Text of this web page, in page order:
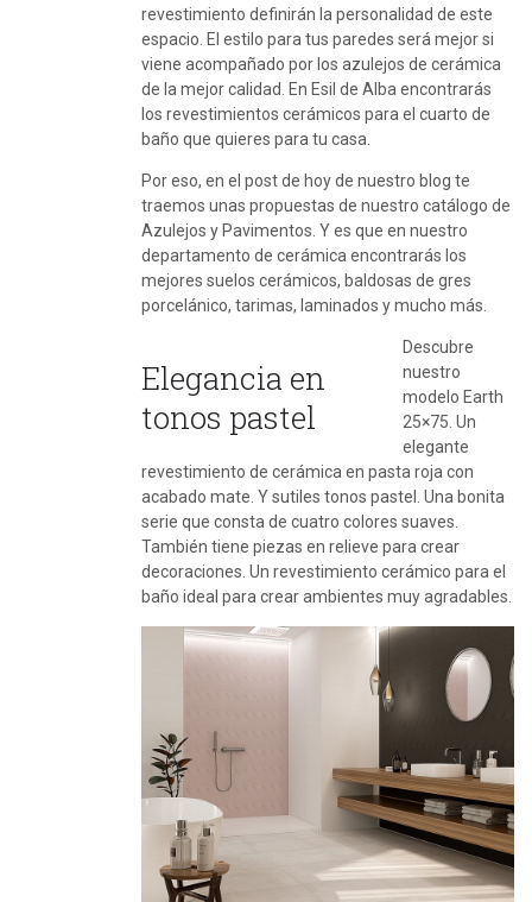
revestimiento definirán la personalidad de este
espacio. El estilo para tus paredes será mejor si
viene acompañado por los azulejos de cerámica
de la mejor calidad. En Esil de Alba encontrarás
los revestimientos cerámicos para el cuarto de
baño que quieres para tu casa.
Por eso, en el post de hoy de nuestro blog te
traemos unas propuestas de nuestro catálogo de
Azulejos y Pavimentos. Y es que en nuestro
departamento de cerámica encontrarás los
mejores suelos cerámicos, baldosas de gres
porcelánico, tarimas, laminados y mucho más.
Elegancia en
tonos pastel
Descubre
nuestro
modelo Earth
25×75. Un
elegante
revestimiento de cerámica en pasta roja con
acabado mate. Y sutiles tonos pastel. Una bonita
serie que consta de cuatro colores suaves.
También tiene piezas en relieve para crear
decoraciones. Un revestimiento cerámico para el
baño ideal para crear ambientes muy agradables.